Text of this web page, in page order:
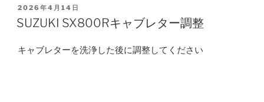
POSTED
ON
2026年4月14日
SUZUKI SX800Rキャブレター調整
キャブレターを洗浄した後に調整してください